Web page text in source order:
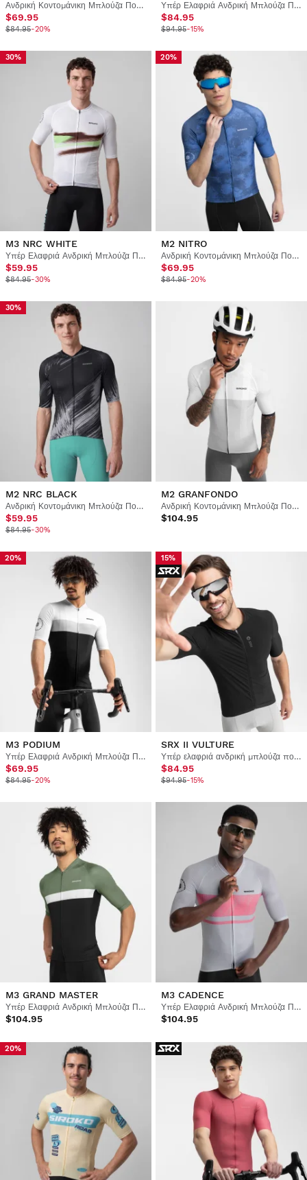
Ανδρική Κοντομάνικη Μπλούζα Ποδηλασίας
$69.95
$84.95-20%
Υπέρ Ελαφριά Ανδρική Μπλούζα Ποδηλασίας
$84.95
$94.95-15%
30%
M3 NRC WHITE
Υπέρ Ελαφριά Ανδρική Μπλούζα Ποδηλασίας
$59.95
$84.95-30%
20%
M2 NITRO
Ανδρική Κοντομάνικη Μπλούζα Ποδηλασίας
$69.95
$84.95-20%
30%
M2 NRC BLACK
Ανδρική Κοντομάνικη Μπλούζα Ποδηλασίας
$59.95
$84.95-30%
M2 GRANFONDO
Ανδρική Κοντομάνικη Μπλούζα Ποδηλασίας
$104.95
20%
M3 PODIUM
Υπέρ Ελαφριά Ανδρική Μπλούζα Ποδηλασίας
$69.95
$84.95-20%
15%
SRX II VULTURE
Υπέρ ελαφριά ανδρική μπλούζα ποδηλασίας
$84.95
$94.95-15%
M3 GRAND MASTER
Υπέρ Ελαφριά Ανδρική Μπλούζα Ποδηλασίας
$104.95
M3 CADENCE
Υπέρ Ελαφριά Ανδρική Μπλούζα Ποδηλασίας
$104.95
20%